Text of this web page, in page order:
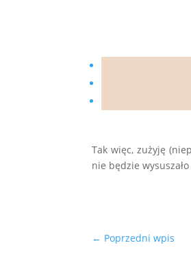
Tak więc, zużyję
nie będzie
← Poprzedni wpis